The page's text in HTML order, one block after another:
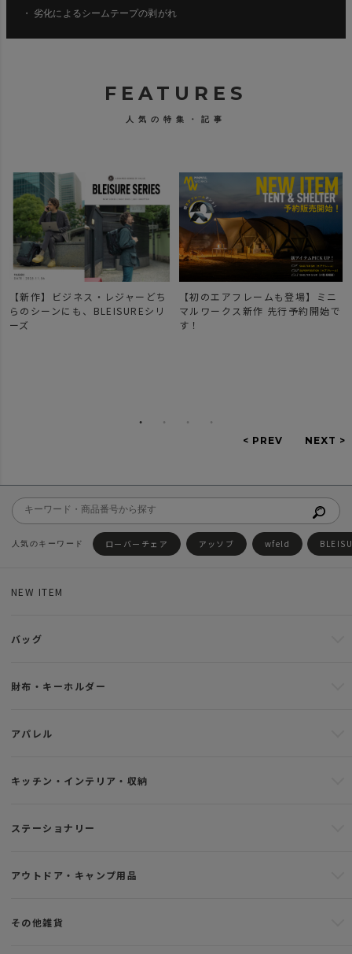
・ 劣化によるシームテープの剥がれ
FEATURES
人気の特集・記事
【新作】ビジネス・レジャーどち
らのシーンにも、BLEISUREシリ
ーズ
【初のエアフレームも登場】ミニ
マルワークス新作 先行予約開始で
す！
ローバーチェア アッソブ wfeld
NEW ITEM
バッグ
財布・キーホルダー
アパレル
キッチン・インテリア・収納
ステーショナリー
アウトドア・キャンプ用品
その他雑貨